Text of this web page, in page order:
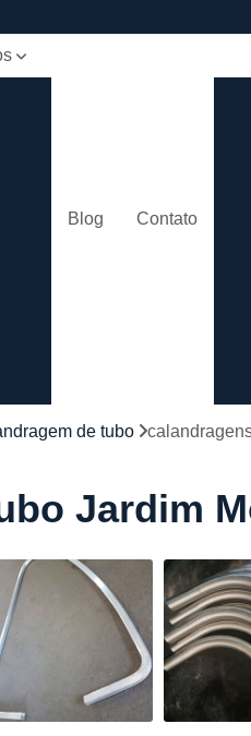
de
Blog Contato
de tubo
Jardim